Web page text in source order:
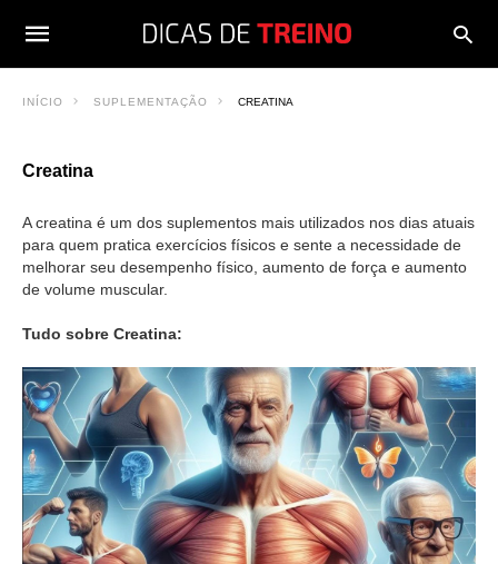
INÍCIO SUPLEMENTAÇÃO CREATINA
Creatina
A creatina é um dos suplementos mais utilizados nos dias atuais
para quem pratica exercícios físicos e sente a necessidade de
melhorar seu desempenho físico, aumento de força e aumento
de volume muscular.
Tudo sobre Creatina: